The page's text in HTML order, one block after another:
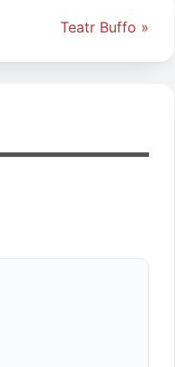
Teatr Buffo »